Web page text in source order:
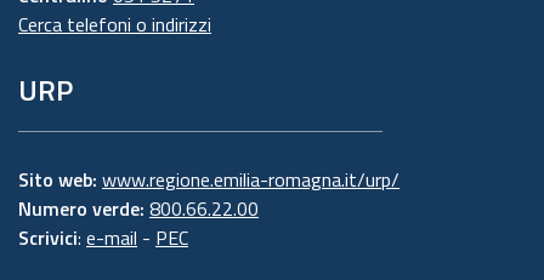
Cerca telefoni o indirizzi
URP
Sito web: www.regione.emilia-romagna.it/urp/
Numero verde: 800.66.22.00
Scrivici: e-mail - PEC